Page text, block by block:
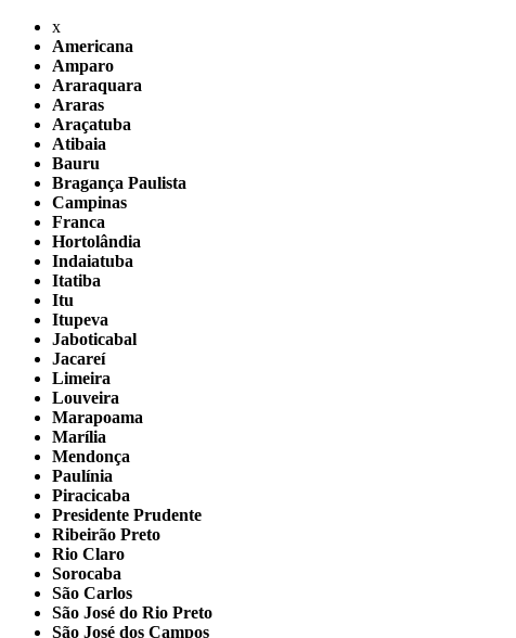
x
Americana
Amparo
Araraquara
Araras
Araçatuba
Atibaia
Bauru
Bragança Paulista
Campinas
Franca
Hortolândia
Indaiatuba
Itatiba
Itu
Itupeva
Jaboticabal
Jacareí
Limeira
Louveira
Marapoama
Marília
Mendonça
Paulínia
Piracicaba
Presidente Prudente
Ribeirão Preto
Rio Claro
Sorocaba
São Carlos
São José do Rio Preto
São José dos Campos